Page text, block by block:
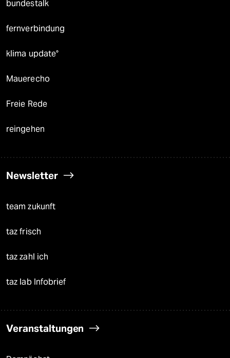
bundestalk
fernverbindung
klima update°
Mauerecho
Freie Rede
reingehen
Newsletter
team zukunft
taz frisch
taz zahl ich
taz lab Infobrief
Veranstaltungen